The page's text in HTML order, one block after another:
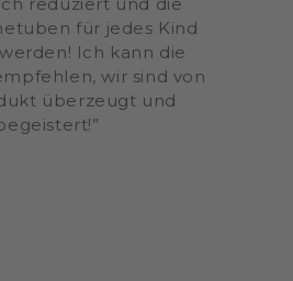
für jedes Kind
Ich kann die
wir sind von
überzeugt und